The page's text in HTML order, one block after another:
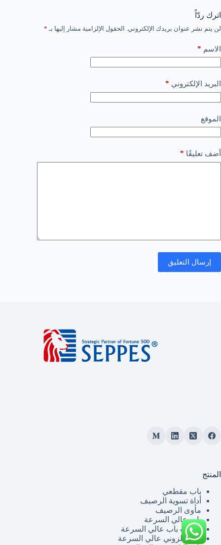
اترك ردّاً
لن يتم نشر عنوان بريدك الإلكتروني. الحقول الإلزامية مشار إليها بـ *
الاسم *
البريد الإلكتروني *
الموقع
أضف تعليقًا *
إرسال التعليق
المنتج
باب مقطعي
أداة تسوية الرصيف
مأوى الرصيف
باب عالي السرعة
سحاب باب عالي السرعة
باب حلزوني عالي السرعة